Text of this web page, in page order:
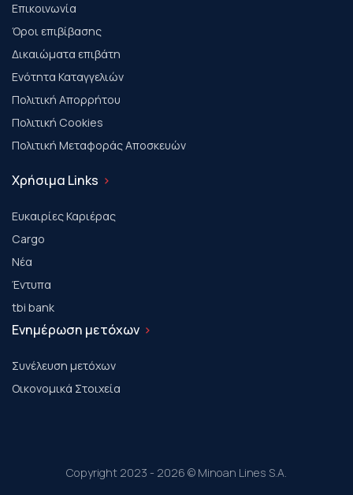
Επικοινωνία
Όροι επιβίβασης
Δικαιώματα επιβάτη
Ενότητα Καταγγελιών
Πολιτική Απορρήτου
Πολιτική Cookies
Πολιτική Μεταφοράς Αποσκευών
Χρήσιμα Links
Ευκαιρίες Καριέρας
Cargo
Νέα
Έντυπα
tbi bank
Ενημέρωση μετόχων
Συνέλευση μετόχων
Οικονομικά Στοιχεία
Copyright 2023 - 2026 © Minoan Lines S.A.